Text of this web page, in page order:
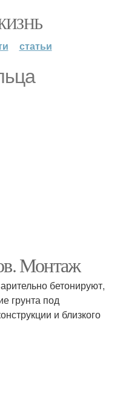
статьи
Монтаж
бетонируют,
грунта под
и близкого